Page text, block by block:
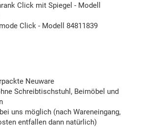
Click mit Spiegel - Modell
Click - Modell 84811839
Neuware
Schreibtischstuhl, Beimöbel und
uns möglich (nach Wareneingang,
entfallen dann natürlich)